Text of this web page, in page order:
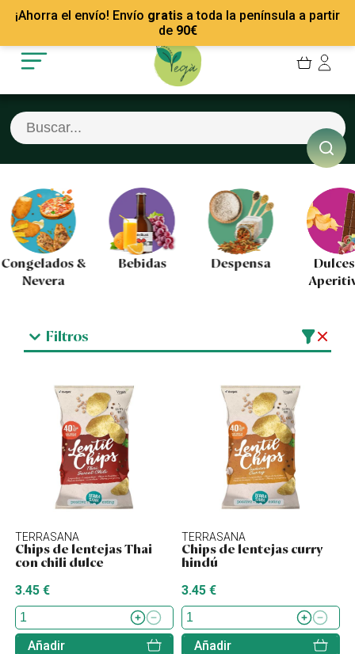
¡Ahorra el envío! Envío gratis a toda la península a partir
de 90€
Mis Pedidos
Mis favoritos
Cerrar sesión
Recetas
Empresas
Contacto
Bebidas Despensa
Dulces &
Filtros
TERRASANA
Chips de lentejas Thai
con chili dulce
3.45 €
Añadir
TERRASANA
Chips de lentejas curry
hindú
3.45 €
Añadir